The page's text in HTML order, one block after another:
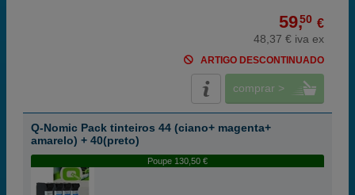
59,50 €
48,37 € iva ex
ARTIGO DESCONTINUADO
comprar >
Q-Nomic Pack tinteiros 44 (ciano+ magenta+
amarelo) + 40(preto)
Poupe 130,50 €